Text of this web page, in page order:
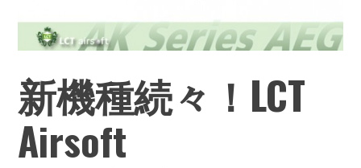
新機種続々！LCT
Airsoft